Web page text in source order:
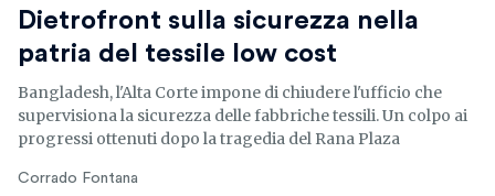
Dietrofront sulla sicurezza nella
patria del tessile low cost
Bangladesh, l'Alta Corte impone di chiudere l'ufficio che
supervisiona la sicurezza delle fabbriche tessili. Un colpo ai
progressi ottenuti dopo la tragedia del Rana Plaza
Corrado Fontana